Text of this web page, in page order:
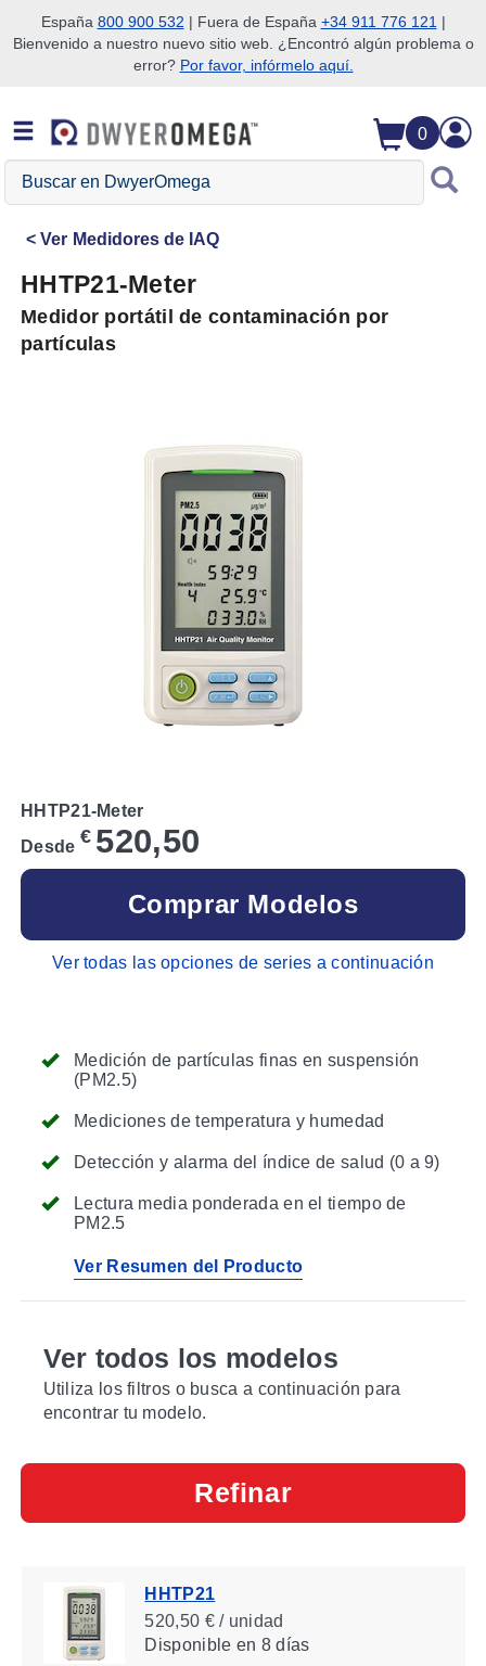
Saltar a la búsqueda
Saltar al contenido principal
Saltar a la navegación
España 800 900 532 | Fuera de España +34 911 776 121 |
Bienvenido a nuestro nuevo sitio web. ¿Encontró algún problema o
error? Por favor, infórmelo aquí.
0
Buscar
DwyerOmega
Ver Medidores de IAQ
HHTP21-Meter
Medidor portátil de contaminación por
partículas
Medición de partículas finas en suspensión
(PM2.5)
Mediciones de temperatura y humedad
Detección y alarma del índice de salud (0 a 9)
Lectura media ponderada en el tiempo de
PM2.5
Ver Resumen del Producto
HHTP21-Meter
Desde € 520,50
Comprar Modelos
Ver todas las opciones de series a continuación
Ver todos los modelos
Utiliza los filtros o busca a continuación para
encontrar tu modelo.
Refinar
HHTP21
520,50 € / unidad
Disponibleen 8 días